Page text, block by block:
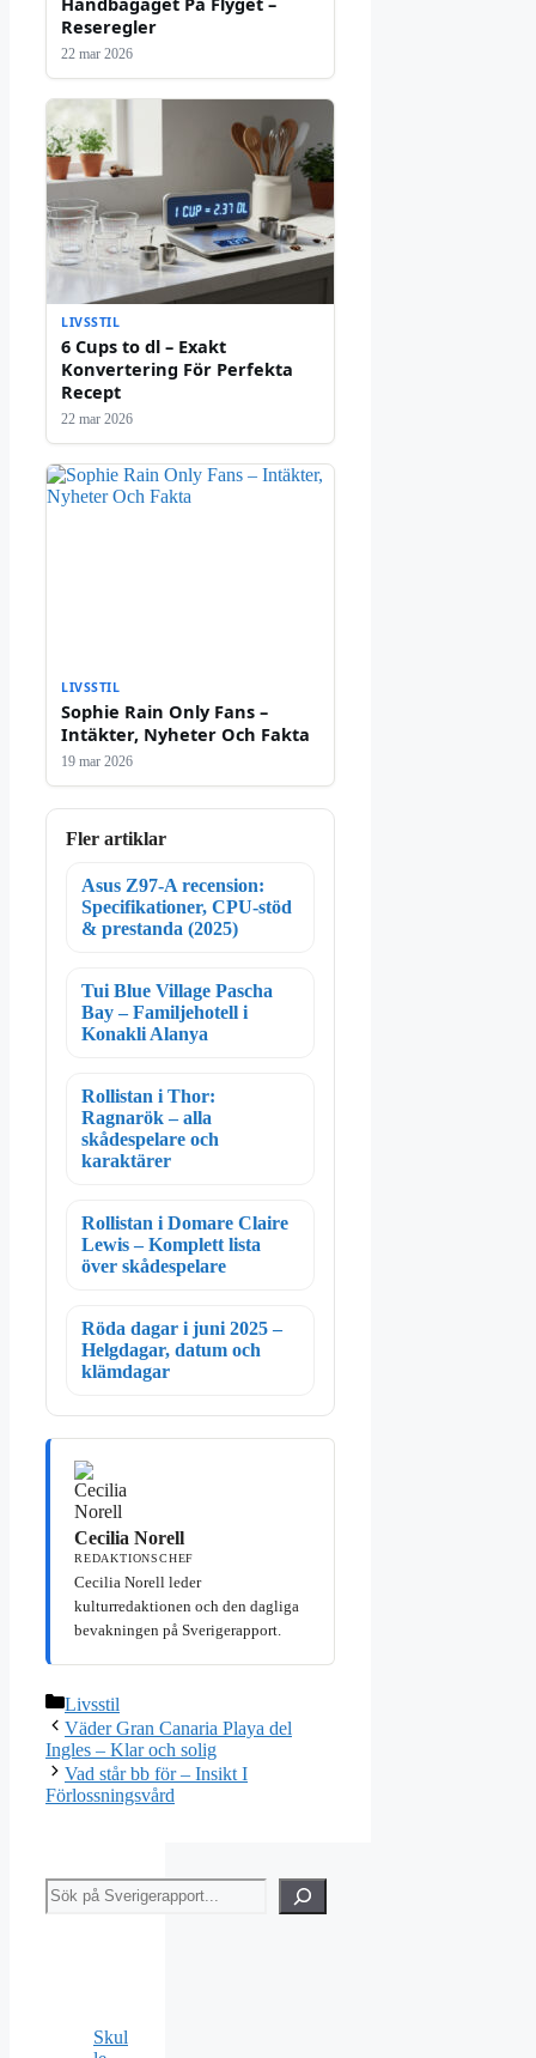
Reseregler
22 mar 2026
LIVSSTIL
6 Cups to dl – Exakt
Konvertering För Perfekta
Recept
22 mar 2026
LIVSSTIL
Sophie Rain Only Fans –
Intäkter, Nyheter Och Fakta
19 mar 2026
Fler artiklar
Asus Z97-A recension:
Specifikationer, CPU-stöd
& prestanda (2025)
Tui Blue Village Pascha
Bay – Familjehotell i
Konakli Alanya
Rollistan i Thor:
Ragnarök – alla
skådespelare och
karaktärer
Rollistan i Domare Claire
Lewis – Komplett lista
över skådespelare
Röda dagar i juni 2025 –
Helgdagar, datum och
klämdagar
Cecilia Norell
REDAKTIONSCHEF
Cecilia Norell leder
kulturredaktionen och den dagliga
bevakningen på Sverigerapport.
Kategorier
Livsstil
Väder Gran Canaria Playa del
Ingles – Klar och solig
Vad står bb för – Insikt I
Förlossningsvård
Sök
Skul